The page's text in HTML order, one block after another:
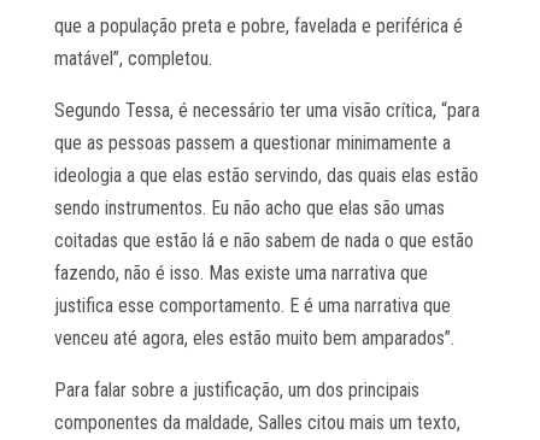
que a população preta e pobre, favelada e periférica é
matável”, completou.
Segundo Tessa, é necessário ter uma visão crítica, “para
que as pessoas passem a questionar minimamente a
ideologia a que elas estão servindo, das quais elas estão
sendo instrumentos. Eu não acho que elas são umas
coitadas que estão lá e não sabem de nada o que estão
fazendo, não é isso. Mas existe uma narrativa que
justifica esse comportamento. E é uma narrativa que
venceu até agora, eles estão muito bem amparados”.
Para falar sobre a justificação, um dos principais
componentes da maldade, Salles citou mais um texto,